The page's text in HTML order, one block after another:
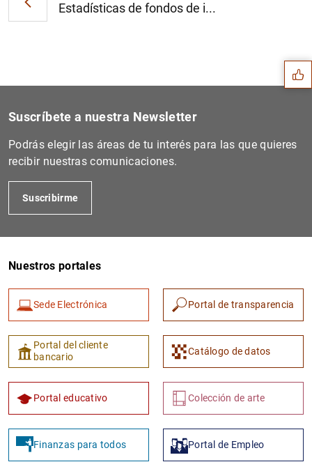
Estadísticas de fondos de i...
Sugerencias
Suscríbete a nuestra Newsletter
Podrás elegir las áreas de tu interés para las que quieres
recibir nuestras comunicaciones.
Suscribirme
Nuestros portales
Sede Electrónica Portal de transparencia
Portal del cliente
bancario
Catálogo de datos
Portal educativo Colección de arte
Finanzas para todos Portal de Empleo